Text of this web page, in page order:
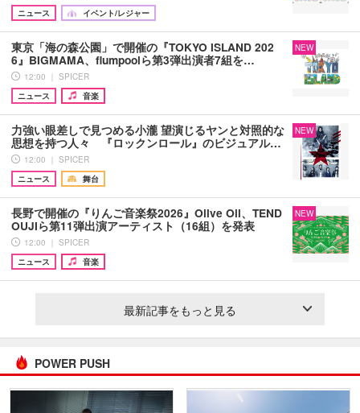
ニュース
イベント/レジャー
東京「海の森公園」で開催の『TOKYO ISLAND 202
6』BIGMAMA、flumpoolら第3弾出演者7組を…
12:00 ｜ SPICER
ニュース
音楽
NEW
力強い眼差しで見つめる小瀧 望演じるヤンと対照的な
思想を持つ人々 『ロックンロール』のビジュアル…
12:00 ｜ SPICER
ニュース
舞台
NEW
長野で開催の『りんご音楽祭2026』Olive Oil、TEND
OUJIら第11弾出演アーティスト（16組）を発表
12:00 ｜ SPICER
ニュース
音楽
NEW
最新記事をもっと見る
POWER PUSH